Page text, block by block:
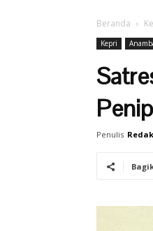
Beranda
Kepri
Penulis